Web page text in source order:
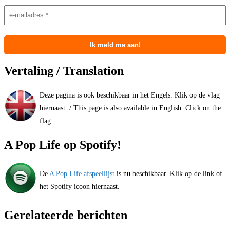
Vertaling / Translation
Deze pagina is ook beschikbaar in het Engels. Klik op de vlag
hiernaast. / This page is also available in English. Click on the
flag.
A Pop Life op Spotify!
De A Pop Life afspeellijst is nu beschikbaar. Klik op de link of
het Spotify icoon hiernaast.
Gerelateerde berichten